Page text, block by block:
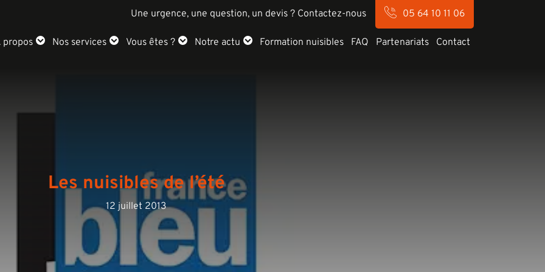
Une urgence, une question, un devis ? Contactez-nous 05 64 10 11 06
propos Nos services Vous êtes ? Notre actu Formation nuisibles FAQ Partenariats Contact
Les nuisibles de l’été
12 juillet 2013